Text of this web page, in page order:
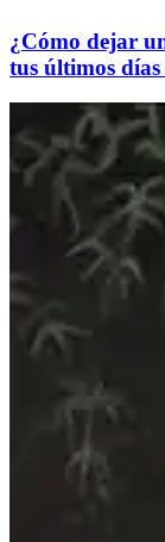
¿Cómo dejar
tus últimos días